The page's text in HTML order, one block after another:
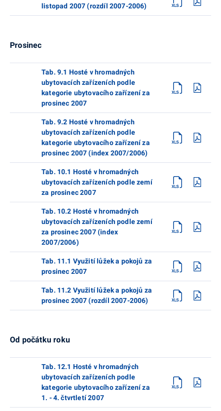
listopad 2007 (rozdíl 2007-2006)
Prosinec
Tab. 9.1 Hosté v hromadných
ubytovacích zařízeních podle
kategorie ubytovacího zařízení za
prosinec 2007
Tab. 9.2 Hosté v hromadných
ubytovacích zařízeních podle
kategorie ubytovacího zařízení za
prosinec 2007 (index 2007/2006)
Tab. 10.1 Hosté v hromadných
ubytovacích zařízeních podle zemí
za prosinec 2007
Tab. 10.2 Hosté v hromadných
ubytovacích zařízeních podle zemí
za prosinec 2007 (index
2007/2006)
Tab. 11.1 Využití lůžek a pokojů za
prosinec 2007
Tab. 11.2 Využití lůžek a pokojů za
prosinec 2007 (rozdíl 2007-2006)
Od počátku roku
Tab. 12.1 Hosté v hromadných
ubytovacích zařízeních podle
kategorie ubytovacího zařízení za
1. - 4. čtvrtletí 2007